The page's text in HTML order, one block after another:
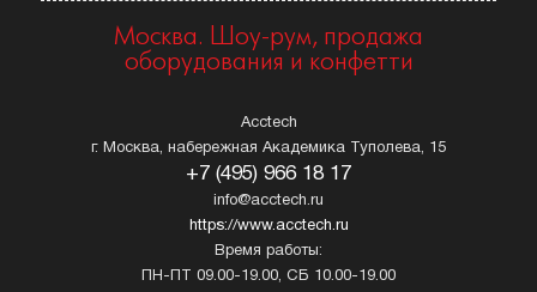
Москва. Шоу-рум, продажа
оборудования и конфетти
Acctech
г. Москва, набережная Академика Туполева, 15
+7 (495) 966 18 17
info@acctech.ru
https://www.acctech.ru
Время работы:
ПН-ПТ 09.00-19.00, СБ 10.00-19.00